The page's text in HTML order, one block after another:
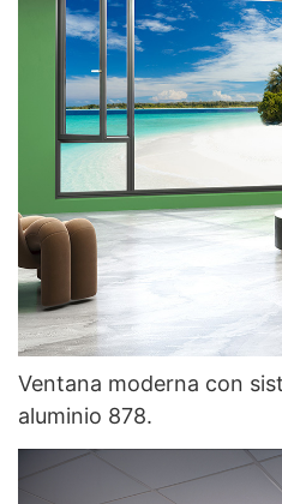
Ventana moderna con
aluminio 878.